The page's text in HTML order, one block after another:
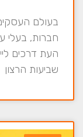
בעולם
חברות, בעלי
העת דרכים
שביעות הרצון